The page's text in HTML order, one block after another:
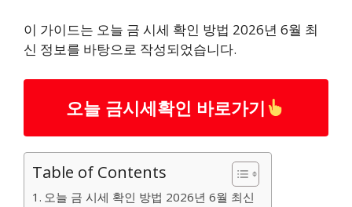
이 가이드는 오늘 금 시세 확인 방법 2026년 6월 최
신 정보를 바탕으로 작성되었습니다.
오늘 금시세확인 바로가기
Table of Contents
오늘 금 시세 확인 방법 2026년 6월 최신